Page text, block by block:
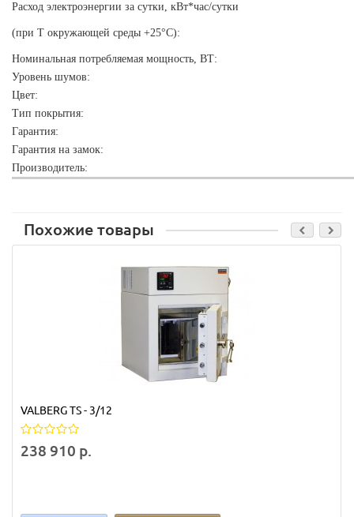
Расход электроэнергии за сутки, кВт*час/сутки
(при Т окружающей среды +25°С):
Номинальная потребляемая мощность, ВТ:
Уровень шумов:
Цвет:
Тип покрытия:
Гарантия:
Гарантия на замок:
Производитель:
Похожие товары
VALBERG TS - 3/12
238 910 р.